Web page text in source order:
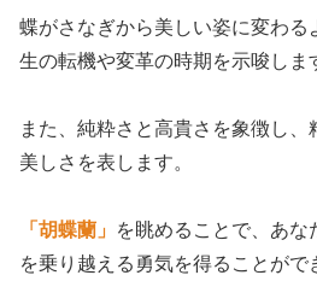
蝶がさなぎから美しい姿に変わる
生の転機や変革の時期を示唆しま
また、純粋さと高貴さを象徴し
美しさを表します。
「胡蝶蘭」 を眺めることで、あ
を乗り越える勇気を得ることがで